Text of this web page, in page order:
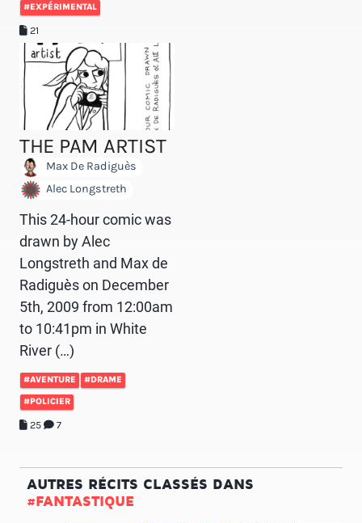
#EXPÉRIMENTAL
21
THE PAM ARTIST
Max De Radiguès
Alec Longstreth
This 24-hour comic was
drawn by Alec
Longstreth and Max de
Radiguès on December
5th, 2009 from 12:00am
to 10:41pm in White
River (…)
#AVENTURE #DRAME
#POLICIER
25 7
AUTRES RÉCITS CLASSÉS DANS
#FANTASTIQUE